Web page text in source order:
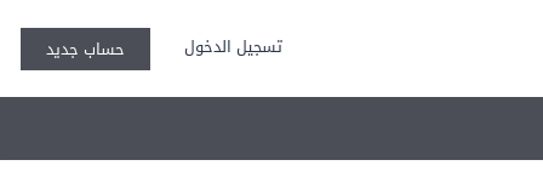
تسجيل الدخول حساب جديد